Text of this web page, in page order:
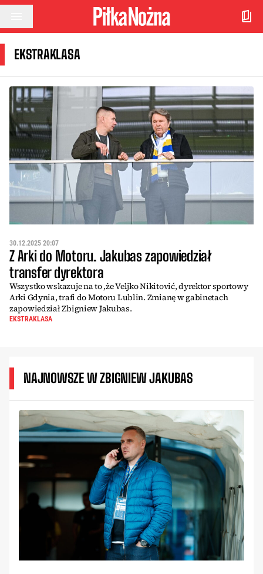
Przejdź do treści
EKSTRAKLASA
30.12.2025 20:07
Z Arki do Motoru. Jakubas zapowiedział
transfer dyrektora
Wszystko wskazuje na to ,że Veljko Nikitović, dyrektor sportowy
Arki Gdynia, trafi do Motoru Lublin. Zmianę w gabinetach
zapowiedział Zbigniew Jakubas.
EKSTRAKLASA
NAJNOWSZE W ZBIGNIEW JAKUBAS